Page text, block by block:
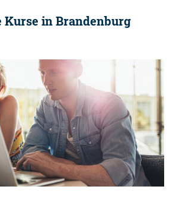
Kurse in Brandenburg